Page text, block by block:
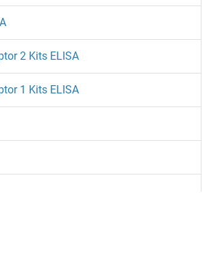
2 Kits ELISA
1 Kits ELISA